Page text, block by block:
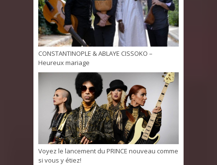
CONSTANTINOPLE & ABLAYE CISSOKO –
Heureux mariage
Voyez le lancement du PRINCE nouveau comme
si vous y étiez!